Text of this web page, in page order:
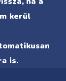
kerül
is.